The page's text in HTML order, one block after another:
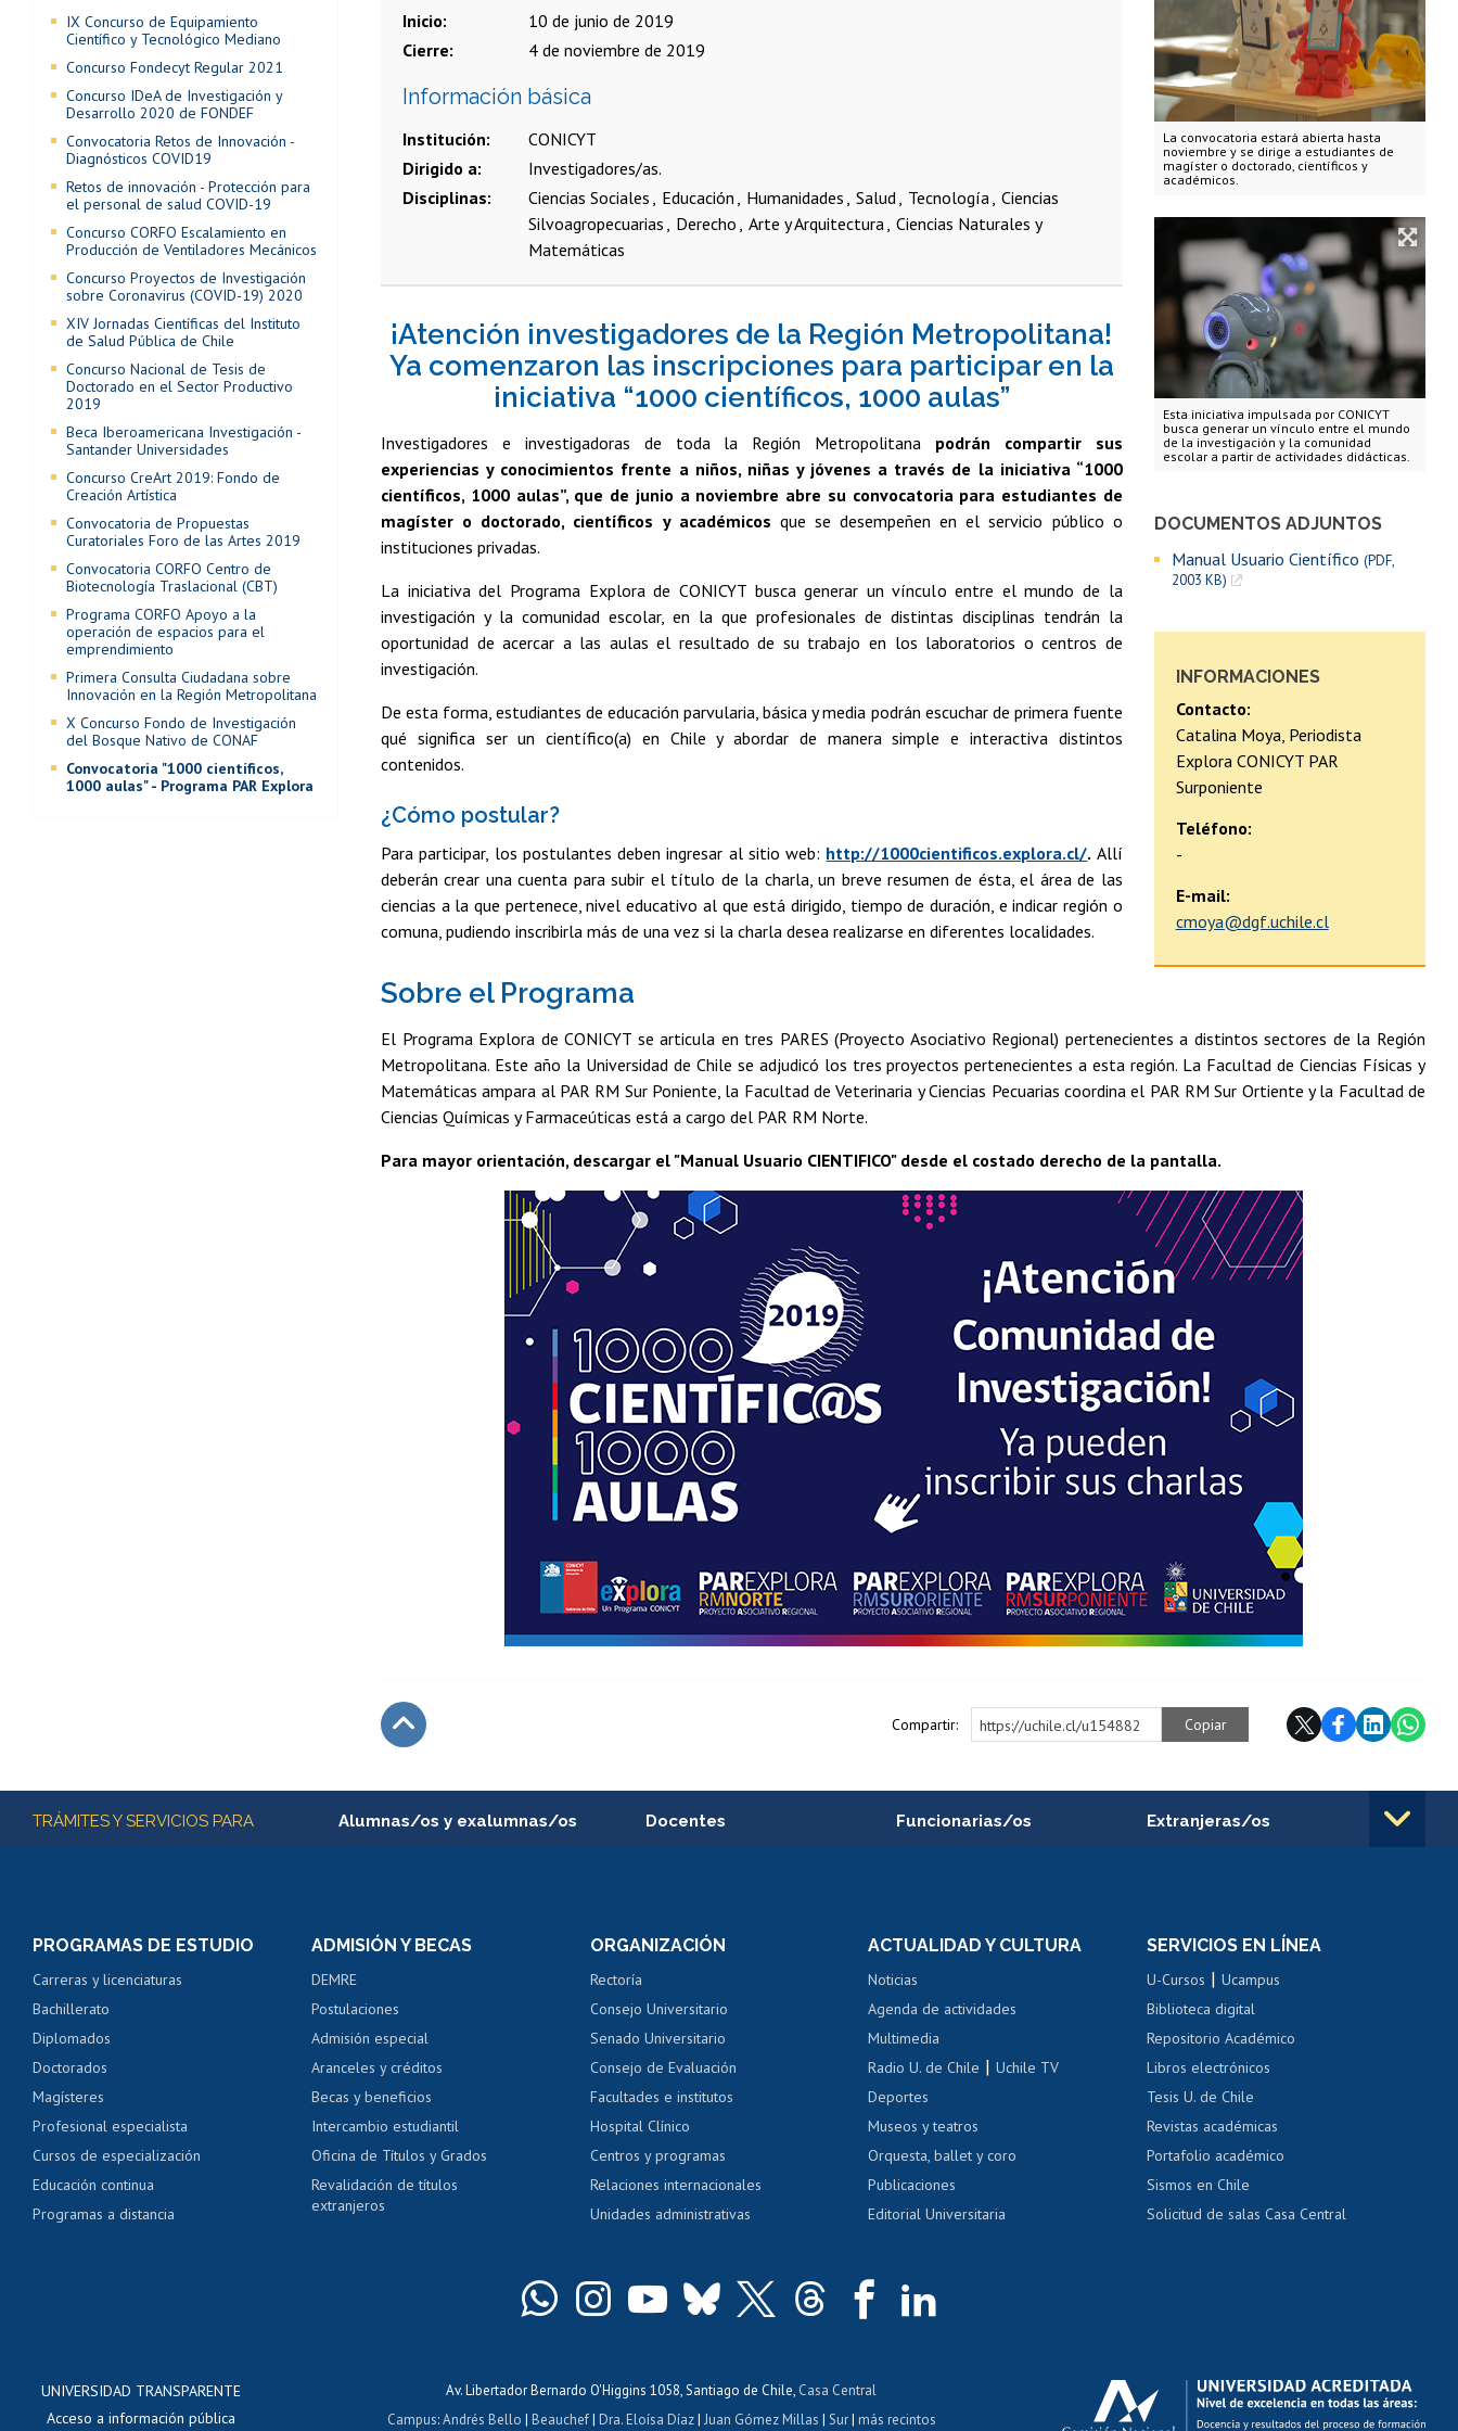
La convocatoria estará abierta hasta
noviembre y se dirige a estudiantes de
magíster o doctorado, científicos y
académicos.
Esta iniciativa impulsada por CONICYT
busca generar un vínculo entre el mundo
de la investigación y la comunidad
escolar a partir de actividades didácticas.
DOCUMENTOS ADJUNTOS
Manual Usuario Científico (PDF,
2003 KB)
INFORMACIONES
Contacto:
Catalina Moya, Periodista
Explora CONICYT PAR
Surponiente
Teléfono:
-
E-mail:
cmoya@dgf.uchile.cl
Inicio
10 de junio de 2019
Cierre
4 de noviembre de 2019
Información básica
Institución
CONICYT
Dirigido a
Investigadores/as.
Disciplinas
Ciencias Sociales Educación Humanidades Salud Tecnología Ciencias
Silvoagropecuarias
Derecho Arte y Arquitectura Ciencias Naturales y
Matemáticas
¡Atención investigadores de la Región Metropolitana!
Ya comenzaron las inscripciones para participar en la
iniciativa “1000 científicos, 1000 aulas”
Investigadores e investigadoras de toda la Región Metropolitana podrán compartir sus
experiencias y conocimientos frente a niños, niñas y jóvenes a través de la iniciativa “1000
científicos, 1000 aulas”, que de junio a noviembre abre su convocatoria para estudiantes de
magíster o doctorado, científicos y académicos que se desempeñen en el servicio público o
instituciones privadas.
La iniciativa del Programa Explora de CONICYT busca generar un vínculo entre el mundo de la
investigación y la comunidad escolar, en la que profesionales de distintas disciplinas tendrán la
oportunidad de acercar a las aulas el resultado de su trabajo en los laboratorios o centros de
investigación.
De esta forma, estudiantes de educación parvularia, básica y media podrán escuchar de primera fuente
qué significa ser un científico(a) en Chile y abordar de manera simple e interactiva distintos
contenidos.
¿Cómo postular?
Para participar, los postulantes deben ingresar al sitio web: http://1000cientificos.explora.cl/. Allí
deberán crear una cuenta para subir el título de la charla, un breve resumen de ésta, el área de las
ciencias a la que pertenece, nivel educativo al que está dirigido, tiempo de duración, e indicar región o
comuna, pudiendo inscribirla más de una vez si la charla desea realizarse en diferentes localidades.
Sobre el Programa
El Programa Explora de CONICYT se articula en tres PARES (Proyecto Asociativo Regional) pertenecientes a distintos sectores de la Región
Metropolitana. Este año la Universidad de Chile se adjudicó los tres proyectos pertenecientes a esta región. La Facultad de Ciencias Físicas y
Matemáticas ampara al PAR RM Sur Poniente, la Facultad de Veterinaria y Ciencias Pecuarias coordina el PAR RM Sur Ortiente y la Facultad de
Ciencias Químicas y Farmaceúticas está a cargo del PAR RM Norte.
Para mayor orientación, descargar el "Manual Usuario CIENTIFICO" desde el costado derecho de la pantalla.
Compartir: https://uchile.cl/u154882 Copiar
IX Concurso de Equipamiento
Científico y Tecnológico Mediano
Concurso Fondecyt Regular 2021
Concurso IDeA de Investigación y
Desarrollo 2020 de FONDEF
Convocatoria Retos de Innovación -
Diagnósticos COVID19
Retos de innovación - Protección para
el personal de salud COVID-19
Concurso CORFO Escalamiento en
Producción de Ventiladores Mecánicos
Concurso Proyectos de Investigación
sobre Coronavirus (COVID-19) 2020
XIV Jornadas Científicas del Instituto
de Salud Pública de Chile
Concurso Nacional de Tesis de
Doctorado en el Sector Productivo
2019
Beca Iberoamericana Investigación -
Santander Universidades
Concurso CreArt 2019: Fondo de
Creación Artística
Convocatoria de Propuestas
Curatoriales Foro de las Artes 2019
Convocatoria CORFO Centro de
Biotecnología Traslacional (CBT)
Programa CORFO Apoyo a la
operación de espacios para el
emprendimiento
Primera Consulta Ciudadana sobre
Innovación en la Región Metropolitana
X Concurso Fondo de Investigación
del Bosque Nativo de CONAF
Convocatoria "1000 científicos,
1000 aulas" - Programa PAR Explora
Más información
TRÁMITES Y SERVICIOS PARA Alumnas/os y exalumnas/os
Servicio médico y dental
Pago de arancel y crédito alumnos
Pago de arancel y crédito exalumnos
Certificado de títulos y grados
Docentes
Perfeccionamiento
Evaluación docente
Calificación académica
Postulación al AUCAI
Funcionarias/os
Portal de movilidad interna
Certificado de renta
Certificado de renta
Extranjeras/os
Cursos de español
Mi Uchile Ayuda tecnológica Tarjeta TUI Acoso laboral, sexual y violencia Denuncias administrativas
PROGRAMAS DE ESTUDIO
Carreras y licenciaturas
Bachillerato
Diplomados
Doctorados
Magísteres
Profesional especialista
Cursos de especialización
Educación continua
Programas a distancia
ADMISIÓN Y BECAS
DEMRE
Postulaciones
Admisión especial
Aranceles y créditos
Becas y beneficios
Intercambio estudiantil
Oficina de Títulos y Grados
Revalidación de títulos
extranjeros
ORGANIZACIÓN
Rectoría
Consejo Universitario
Senado Universitario
Consejo de Evaluación
Facultades e institutos
Hospital Clínico
Centros y programas
Relaciones internacionales
Unidades administrativas
ACTUALIDAD Y CULTURA
Noticias
Agenda de actividades
Multimedia
Radio U. de Chile |Uchile TV
Deportes
Museos y teatros
Orquesta, ballet y coro
Publicaciones
Editorial Universitaria
SERVICIOS EN LÍNEA
U-Cursos |Ucampus
Biblioteca digital
Repositorio Académico
Libros electrónicos
Tesis U. de Chile
Revistas académicas
Portafolio académico
Sismos en Chile
Solicitud de salas Casa Central
UNIVERSIDAD TRANSPARENTE
Acceso a información pública
Av. Libertador Bernardo O'Higgins 1058, Santiago de Chile, Casa Central
Campus:Andrés Bello | Beauchef| Dra. Eloísa Díaz| Juan Gómez Millas | Sur| más recintos